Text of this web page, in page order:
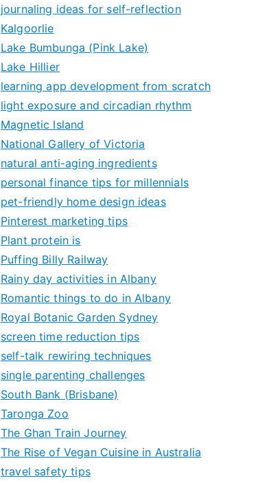
journaling ideas for self-reflection
Kalgoorlie
Lake Bumbunga (Pink Lake)
Lake Hillier
learning app development from scratch
light exposure and circadian rhythm
Magnetic Island
National Gallery of Victoria
natural anti-aging ingredients
personal finance tips for millennials
pet-friendly home design ideas
Pinterest marketing tips
Plant protein is
Puffing Billy Railway
Rainy day activities in Albany
Romantic things to do in Albany
Royal Botanic Garden Sydney
screen time reduction tips
self-talk rewiring techniques
single parenting challenges
South Bank (Brisbane)
Taronga Zoo
The Ghan Train Journey
The Rise of Vegan Cuisine in Australia
travel safety tips